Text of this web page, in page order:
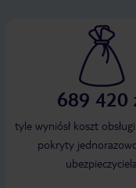
689 420
tyle wyniósł koszt
pokryty
ubezpieczyciela